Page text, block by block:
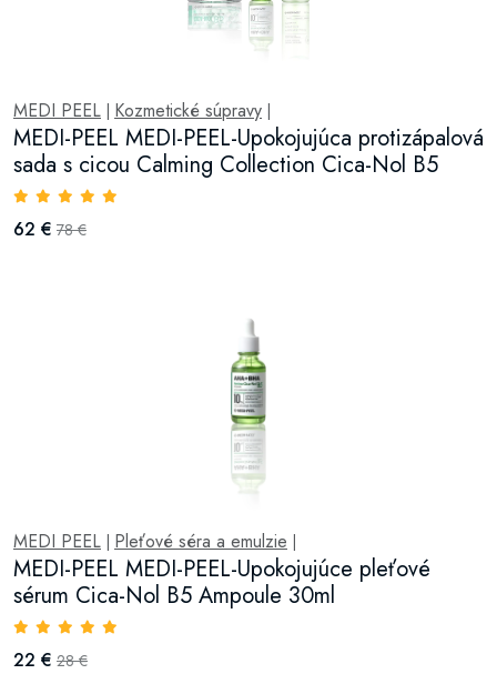
MEDI PEEL Kozmetické súpravy
MEDI-PEEL MEDI-PEEL-Upokojujúca protizápalová
sada s cicou Calming Collection Cica-Nol B5
62 € 78 €
MEDI PEEL Pleťové séra a emulzie
MEDI-PEEL MEDI-PEEL-Upokojujúce pleťové
sérum Cica-Nol B5 Ampoule 30ml
22 € 28 €